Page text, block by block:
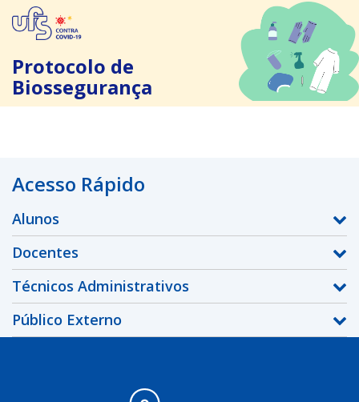
Protocolo de
Biossegurança
Acesso Rápido
Alunos
Docentes
Técnicos Administrativos
Público Externo